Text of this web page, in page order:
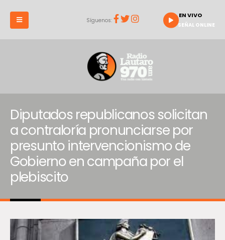
Síguenos:
EN VIVO
SEÑAL ONLINE
Diputados republicanos solicitan
a contraloría pronunciarse por
presunto intervencionismo de
Gobierno en campaña por el
plebiscito